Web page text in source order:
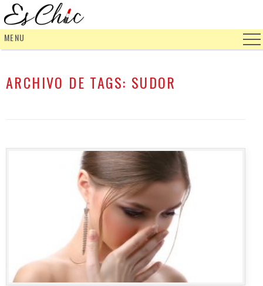
MENU
ARCHIVO DE TAGS: SUDOR